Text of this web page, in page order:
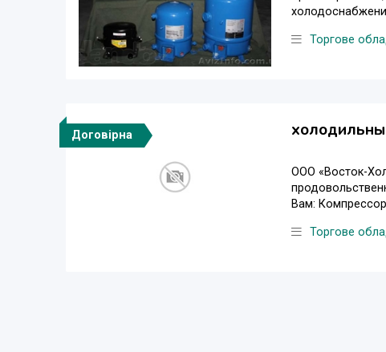
Торгове
Договірна
ООО «Восток-
Вам:
Торгове